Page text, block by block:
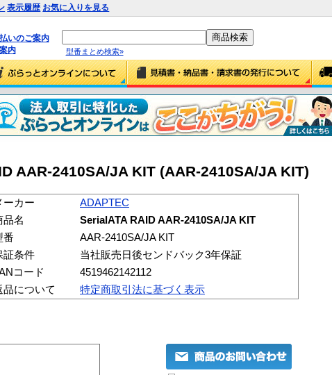
表示履歴 お気に入りを見る
いのご案内
内
型番まとめ検索»
AAR-2410SA/JA KIT (AAR-2410SA/JA KIT)
ーカー
ADAPTEC
品名
SerialATA RAID AAR-2410SA/JA KIT
番
AAR-2410SA/JA KIT
証条件
当社販売日後センドバック3年保証
コード
4519462142112
品について
特定商取引法に基づく表示